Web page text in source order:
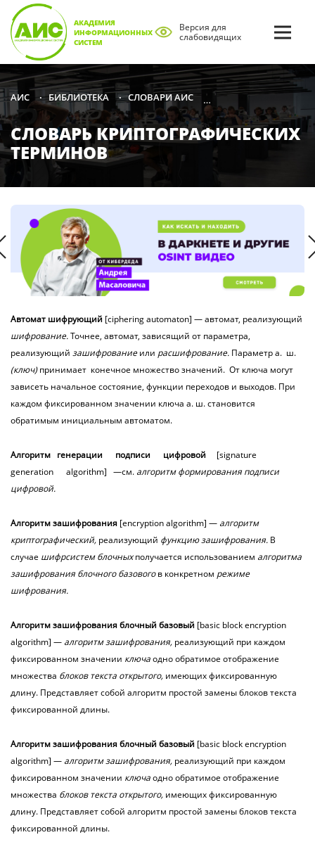
АКАДЕМИЯ
ИНФОРМАЦИОННЫХ
СИСТЕМ
Версия для
слабовидящих
АИС • БИБЛИОТЕКА • СЛОВАРИ АИС СЛОВАРЬ
СЛОВАРЬ КРИПТОГРАФИЧЕСКИХ
ТЕРМИНОВ
Автомат шифрующий [ciphering automaton] — автомат, реализующий
шифрование.Точнее, автомат, зависящий от параметра,
реализующий зашифрованиеили расшифрование. Параметр а. ш.
(ключ)принимает конечное множество значений. От ключа могут
зависеть начальное состояние, функции переходов и выходов. При
каждом фиксированном значении ключа а. ш. становится
обратимым инициальным автоматом.
Алгоритм генерации подписи цифровой [signature
generation algorithm] —см. алгоритм формирования подписи
цифровой.
Алгоритмзашифрования [encryption algorithm] — алгоритм
криптографический, реализующий функцию зашифрования. В
случае шифрсистем блочныхполучается использованием алгоритма
зашифрования блочного базовогов конкретном режиме
шифрования.
Алгоритмзашифрованияблочный базовый [basic block encryption
algorithm] — алгоритм зашифрования, реализующий при каждом
фиксированном значении ключаодно обратимое отображение
множества блоков текста открытого, имеющих фиксированную
длину. Представляет собой алгоритм простой замены блоков текста
фиксированной длины.
Алгоритмзашифрованияблочный базовый [basic block encryption
algorithm] — алгоритм зашифрования, реализующий при каждом
фиксированном значении ключаодно обратимое отображение
множества блоков текста открытого, имеющих фиксированную
длину. Представляет собой алгоритм простой замены блоков текста
фиксированной длины.